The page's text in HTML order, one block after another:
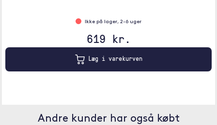
Ikke på lager, 2-6 uger
619 kr.
Læg i varekurven
Andre kunder har også købt